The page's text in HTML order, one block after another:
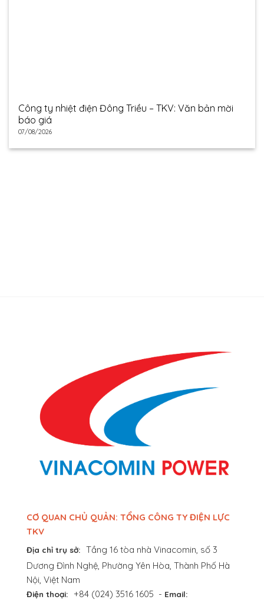
Công ty nhiệt điện Đông Triều – TKV: Văn bản mời
báo giá
07/08/2026
CƠ QUAN CHỦ QUẢN: TỔNG CÔNG TY ĐIỆN LỰC
TKV
Địa chỉ trụ sở: Tầng 16 tòa nhà Vinacomin, số 3
Dương Đình Nghệ, Phường Yên Hòa, Thành Phố Hà
Nội, Việt Nam
Điện thoại: +84 (024) 3516 1605 - Email: